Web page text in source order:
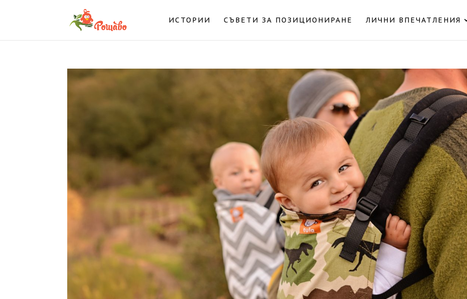
ИСТОРИИ СЪВЕТИ ЗА ПОЗИЦИОНИРАНЕ ЛИЧНИ ВПЕЧАТЛЕНИЯ